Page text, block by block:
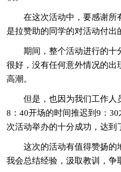
在这次活动中，要感谢所
是拉赞助的同学的对活动付出
期间，整个活动进行的十
很好，没有任何意外情况的出
高潮。
但是，也因为我们工作人
8：40开场的时间推迟到9：
次活动举办的十分成功，达到
这次的活动有值得赞扬的
我会总结经验，汲取教训，争